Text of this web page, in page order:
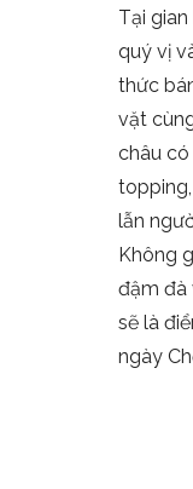
Tại gian
quý vị
thức
vặt
châu
lẫn
Không
đậm đà
sẽ là
ngày